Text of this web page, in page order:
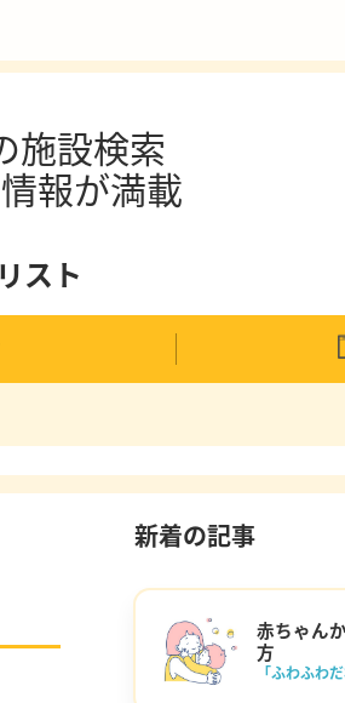
施設検索
報が満載
スト
新着の記事
赤ちゃん
方
「ふわふわ